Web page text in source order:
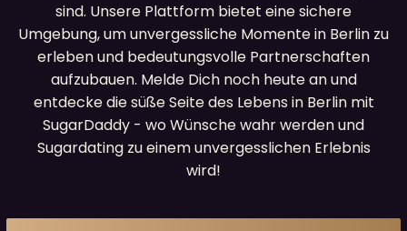
sind. Unsere Plattform bietet eine sichere
Umgebung, um unvergessliche Momente in Berlin zu
erleben und bedeutungsvolle Partnerschaften
aufzubauen. Melde Dich noch heute an und
entdecke die süße Seite des Lebens in Berlin mit
SugarDaddy - wo Wünsche wahr werden und
Sugardating zu einem unvergesslichen Erlebnis
wird!